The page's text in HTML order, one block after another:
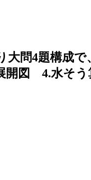
大問4題構成
図 4.水そう